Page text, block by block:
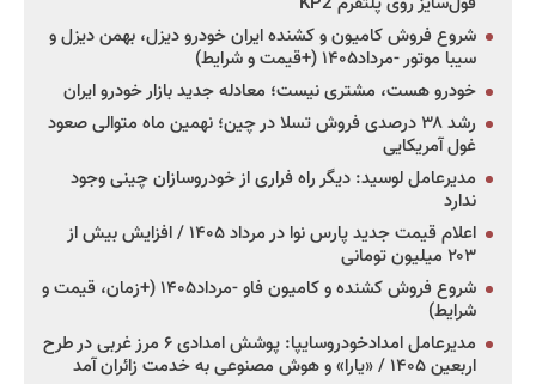
شروع فروش کامیون و کشنده ایران خودرو دیزل، بهمن دیزل و
سیبا موتور -مرداد۱۴۰۵ (+قیمت و شرایط)
خودرو هست، مشتری نیست؛ معادله جدید بازار خودرو ایران
رشد ۳۸ درصدی فروش تسلا در چین؛ نهمین ماه متوالی صعود
غول آمریکایی
مدیرعامل لوسید: دیگر راه فراری از خودروسازان چینی وجود
ندارد
اعلام قیمت جدید پارس نوا در مرداد ۱۴۰۵ / افزایش بیش از
۲۰۳ میلیون تومانی
شروع فروش کشنده و کامیون فاو -مرداد۱۴۰۵ (+زمان، قیمت و
شرایط)
مدیرعامل امدادخودروسایپا: پوشش امدادی ۶ مرز غربی در طرح
اربعین ۱۴۰۵ / «یارا» و هوش مصنوعی به خدمت زائران آمد